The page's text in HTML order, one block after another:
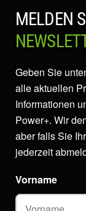
MELDEN
Geben Sie
alle aktuellen
Informationen
Power+. Wir
aber falls Sie
jederzeit
Vorname